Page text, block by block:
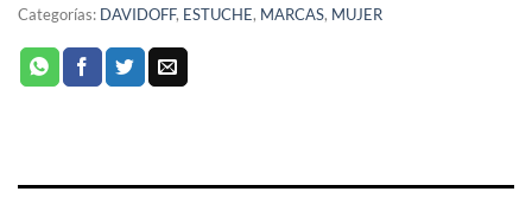
Categorías: DAVIDOFF, ESTUCHE, MARCAS, MUJER